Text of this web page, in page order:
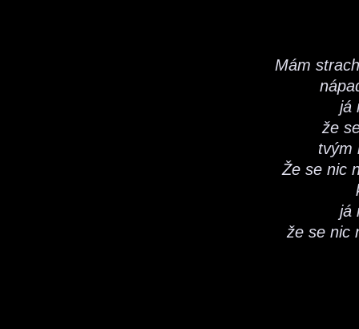
Mám
já
že
tvým
Že se nic
já
že se nic